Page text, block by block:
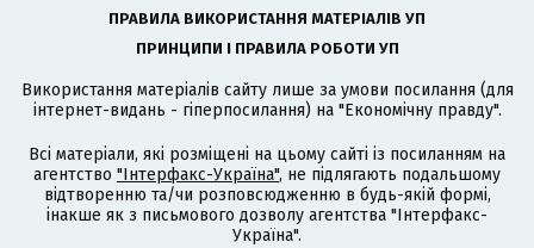
ПРАВИЛА ВИКОРИСТАННЯ МАТЕРІАЛІВ УП
ПРИНЦИПИ І ПРАВИЛА РОБОТИ УП
Використання матеріалів сайту лише за умови посилання (для
інтернет-видань - гіперпосилання) на "Економічну правду".
Всі матеріали, які розміщені на цьому сайті із посиланням на
агентство "Інтерфакс-Україна", не підлягають подальшому
відтворенню та/чи розповсюдженню в будь-якій формі,
інакше як з письмового дозволу агентства "Інтерфакс-
Україна".